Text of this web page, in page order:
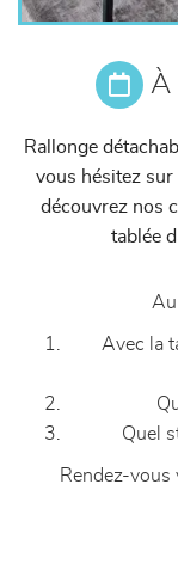
À
Rallonge
vous hésitez sur
découvrez nos
tablée
Avec la
Quel
Rendez-vous